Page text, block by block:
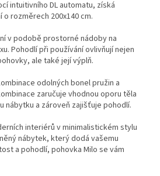
intuitivního DL automatu, získá
rozměrech 200x140 cm.
v podobě prostorné nádoby na
Pohodlí při používání ovlivňují nejen
ale také její výplň.
odolných bonel pružin a
zaručuje vhodnou oporu těla
nábytku a zároveň zajišťuje pohodlí.
interiérů v minimalistickém stylu
nábytek, který dodá vašemu
a pohodlí, pohovka Milo se vám